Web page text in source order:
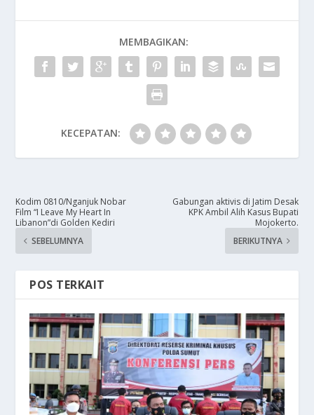
MEMBAGIKAN:
KECEPATAN:
​Kodim 0810/Nganjuk Nobar
Film “I Leave My Heart In
Libanon”di Golden Kediri
SEBELUMNYA
​Gabungan aktivis di Jatim Desak
KPK Ambil Alih Kasus Bupati
Mojokerto.
BERIKUTNYA
POS TERKAIT